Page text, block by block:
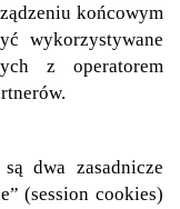
końcowym
wykorzystywane
z operatorem
dwa zasadnicze
(session cookies)